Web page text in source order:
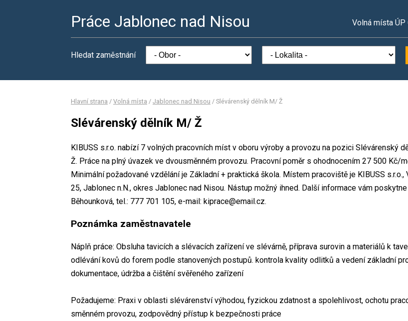
Práce Jablonec nad Nisou Volná místa ÚP
Hledat zaměstnání
Hlavní strana / Volná místa / Jablonec nad Nisou / Slévárenský dělník M/ Ž
Slévárenský dělník M/ Ž
KIBUSS s.r.o. nabízí 7 volných pracovních míst v oboru výroby a provozu na pozici Slévárenský
Ž. Práce na plný úvazek ve dvousměnném provozu. Pracovní poměr s ohodnocením 27 500 Kč/
Minimální požadované vzdělání je Základní + praktická škola. Místem pracoviště je KIBUSS s.r.o.,
25, Jablonec n.N., okres Jablonec nad Nisou. Nástup možný ihned. Další informace vám
Běhounková, tel.: 777 701 105, e-mail: kiprace@email.cz.
Poznámka zaměstnavatele
Náplň práce: Obsluha tavicích a slévacích zařízení ve slévárně, příprava surovin a materiálů k
odlévání kovů do forem podle stanovených postupů. kontrola kvality odlitků a vedení základní
dokumentace, údržba a čištění svěřeného zařízení
Požadujeme: Praxi v oblasti slévárenství výhodou, fyzickou zdatnost a spolehlivost, ochotu
směnném provozu, zodpovědný přístup k bezpečnosti práce